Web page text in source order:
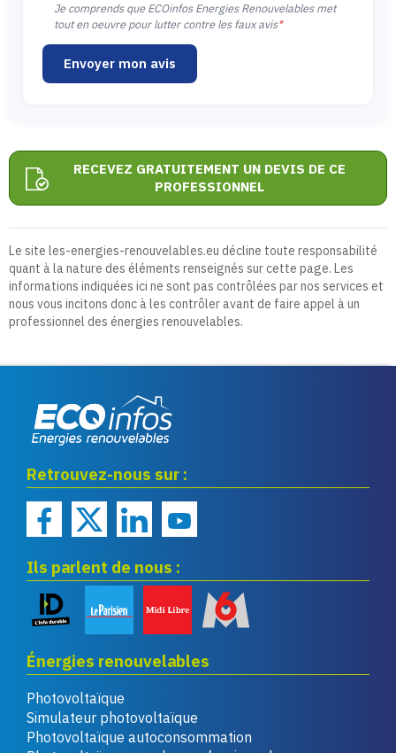
Je comprends que ECOinfos Energies Renouvelables met
tout en oeuvre pour lutter contre les faux avis*
Envoyer mon avis
RECEVEZ GRATUITEMENT UN DEVIS DE CE
PROFESSIONNEL
Le site les-energies-renouvelables.eu décline toute responsabilité
quant à la nature des éléments renseignés sur cette page. Les
informations indiquées ici ne sont pas contrôlées par nos services et
nous vous incitons donc à les contrôler avant de faire appel à un
professionnel des énergies renouvelables.
renouvelables
Retrouvez-nous sur :
Ils parlent de nous :
Énergies renouvelables
Photovoltaïque
Simulateur photovoltaïque
Photovoltaïque autoconsommation